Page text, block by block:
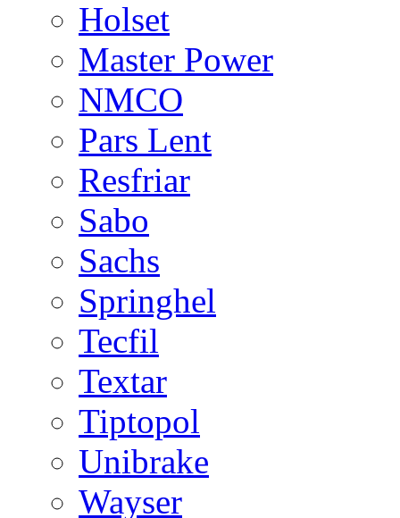
Holset
Master Power
NMCO
Pars Lent
Resfriar
Sabo
Sachs
Springhel
Tecfil
Textar
Tiptopol
Unibrake
Wayser